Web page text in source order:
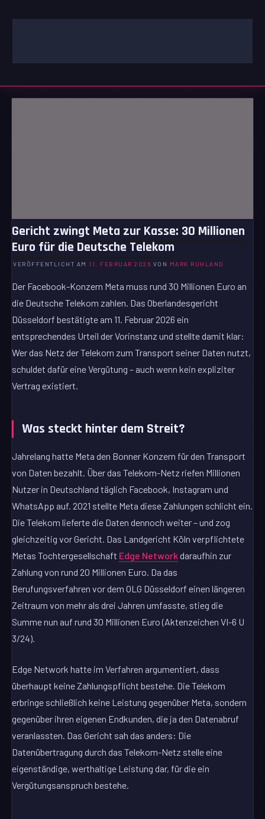
Inhalt
Gericht zwingt Meta zur Kasse: 30 Millionen
Euro für die Deutsche Telekom
VERÖFFENTLICHT AM 11. FEBRUAR 2026 VON MARK RUHLAND
Der Facebook-Konzern Meta muss rund 30 Millionen Euro an
die Deutsche Telekom zahlen. Das Oberlandesgericht
Düsseldorf bestätigte am 11. Februar 2026 ein
entsprechendes Urteil der Vorinstanz und stellte damit klar:
Wer das Netz der Telekom zum Transport seiner Daten nutzt,
schuldet dafür eine Vergütung – auch wenn kein expliziter
Vertrag existiert.
Was steckt hinter dem Streit?
Jahrelang hatte Meta den Bonner Konzern für den Transport
von Daten bezahlt. Über das Telekom-Netz riefen Millionen
Nutzer in Deutschland täglich Facebook, Instagram und
WhatsApp auf. 2021 stellte Meta diese Zahlungen schlicht ein.
Die Telekom lieferte die Daten dennoch weiter – und zog
gleichzeitig vor Gericht. Das Landgericht Köln verpflichtete
Metas Tochtergesellschaft Edge Network daraufhin zur
Zahlung von rund 20 Millionen Euro. Da das
Berufungsverfahren vor dem OLG Düsseldorf einen längeren
Zeitraum von mehr als drei Jahren umfasste, stieg die
Summe nun auf rund 30 Millionen Euro (Aktenzeichen VI-6 U
3/24).
Edge Network hatte im Verfahren argumentiert, dass
überhaupt keine Zahlungspflicht bestehe. Die Telekom
erbringe schließlich keine Leistung gegenüber Meta, sondern
gegenüber ihren eigenen Endkunden, die ja den Datenabruf
veranlassten. Das Gericht sah das anders: Die
Datenübertragung durch das Telekom-Netz stelle eine
eigenständige, werthaltige Leistung dar, für die ein
Vergütungsanspruch bestehe.